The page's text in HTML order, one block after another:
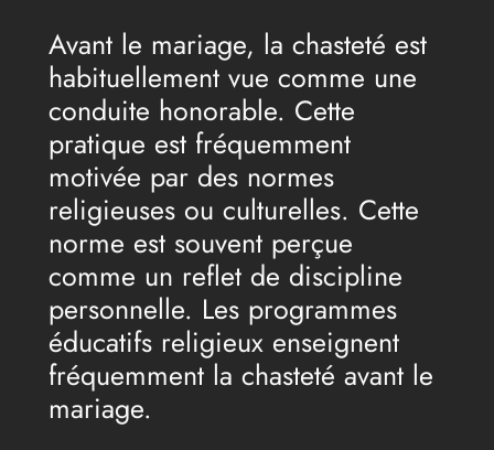
Avant le mariage, la chasteté est
habituellement vue comme une
conduite honorable. Cette
pratique est fréquemment
motivée par des normes
religieuses ou culturelles. Cette
norme est souvent perçue
comme un reflet de discipline
personnelle. Les programmes
éducatifs religieux enseignent
fréquemment la chasteté avant le
mariage.